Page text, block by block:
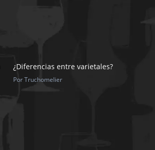
¿Diferencias entre varietales?
Por Truchomelier